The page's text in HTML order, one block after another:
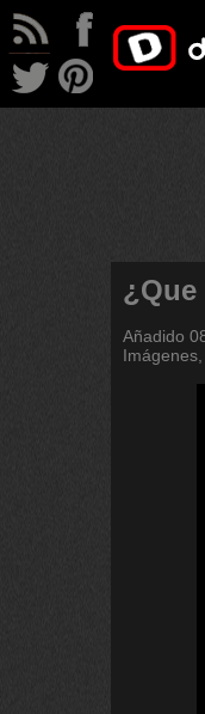
Añadido